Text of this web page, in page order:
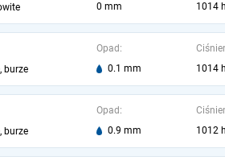
0 mm
1014
burze
Opad:
0.1 mm
1014
burze
Opad:
0.9 mm
1012